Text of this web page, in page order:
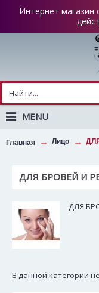
Интернет магазин
MENU
Главная Лицо
ДЛЯ БРОВЕЙ И
ДЛЯ
В данной категории